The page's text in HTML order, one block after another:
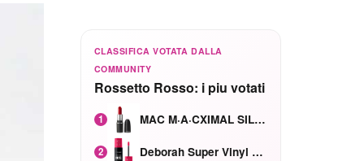
CLASSIFICA VOTATA DALLA
COMMUNITY
Rossetto Rosso: i piu votati
1 MAC M·A·CXIMAL SILKY MATTE Red Rock mat
2 Deborah Super Vinyl Shake Rosa Ciliegia